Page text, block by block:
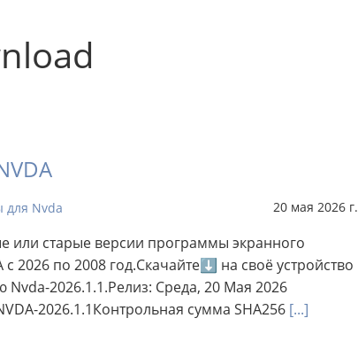
для Nvda 20 мая 2026 г.
или старые версии программы экранного
с 2026 по 2008 год.Скачайте⬇ на своё устройство
Nvda-2026.1.1.Релиз: Среда, 20 Мая 2026
2026.1.1Контрольная сумма SHA256 [...]